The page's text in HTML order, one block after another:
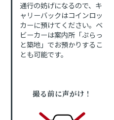
通行の妨げになるので、キ
ャリーバックはコインロッ
カーに預けてください。ベ
ビーカーは案内所「ぷらっ
と築地」でお預かりするこ
とも可能です。
撮る前に声がけ！